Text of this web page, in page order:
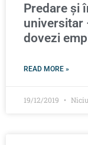
Predare și
universitar
dovezi
READ MORE »
19/12/2019